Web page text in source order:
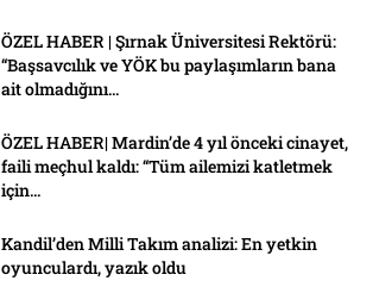
ÖZEL HABER | Şırnak Üniversitesi Rektörü:
“Başsavcılık ve YÖK bu paylaşımların bana
ait olmadığını...
ÖZEL HABER| Mardin’de 4 yıl önceki cinayet,
faili meçhul kaldı: “Tüm ailemizi katletmek
için...
Kandil’den Milli Takım analizi: En yetkin
oyunculardı, yazık oldu